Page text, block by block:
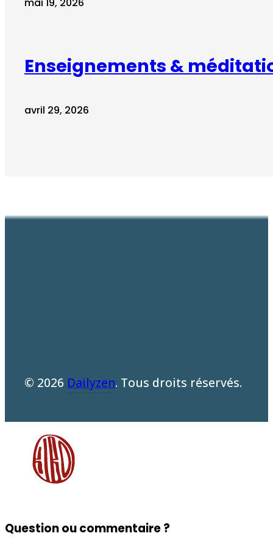
Enseignements &
avril 29, 2026
© 2026 Dailyzen. Tous droits réservés.
Question ou commentaire ?